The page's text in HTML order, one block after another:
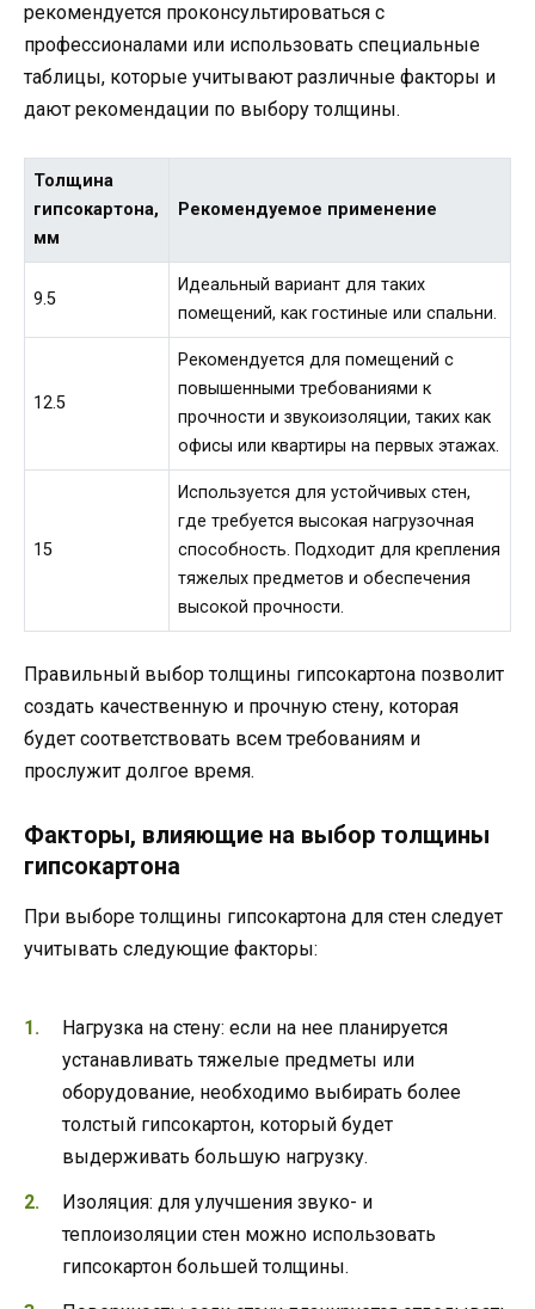
рекомендуется проконсультироваться с
профессионалами или использовать специальные
таблицы, которые учитывают различные факторы и
дают рекомендации по выбору толщины.
Толщина
гипсокартона,
мм
Рекомендуемое применение
9.5
Идеальный вариант для таких
помещений, как гостиные или спальни.
12.5
Рекомендуется для помещений с
повышенными требованиями к
прочности и звукоизоляции, таких как
офисы или квартиры на первых этажах.
15
Используется для устойчивых стен,
где требуется высокая нагрузочная
способность. Подходит для крепления
тяжелых предметов и обеспечения
высокой прочности.
Правильный выбор толщины гипсокартона позволит
создать качественную и прочную стену, которая
будет соответствовать всем требованиям и
прослужит долгое время.
Факторы, влияющие на выбор толщины
гипсокартона
При выборе толщины гипсокартона для стен следует
учитывать следующие факторы:
Нагрузка на стену: если на нее планируется
устанавливать тяжелые предметы или
оборудование, необходимо выбирать более
толстый гипсокартон, который будет
выдерживать большую нагрузку.
Изоляция: для улучшения звуко- и
теплоизоляции стен можно использовать
гипсокартон большей толщины.